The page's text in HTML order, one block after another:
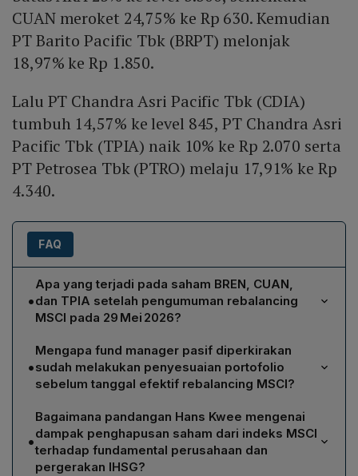
CUAN meroket 24,75% ke Rp 630. Kemudian
PT Barito Pacific Tbk (BRPT) melonjak
18,97% ke Rp 1.850.
Lalu PT Chandra Asri Pacific Tbk (CDIA)
tumbuh 14,57% ke level 845, PT Chandra Asri
Pacific Tbk (TPIA) naik 10% ke Rp 2.070 serta
PT Petrosea Tbk (PTRO) melaju 17,91% ke Rp
4.340.
FAQ
•
Apa yang terjadi pada saham BREN, CUAN,
dan TPIA setelah pengumuman rebalancing
MSCI pada 29 Mei 2026?
Saham BREN (PT Barito Renewables Energy Tbk)
melompat hingga menyentuh batas auto reject ARA
25% pada level Rp 3.300, sedangkan CUAN (PT
Petrindo Jaya Kreasi Tbk) naik 24,75% ke Rp 630.
TPIA (PT Chandra Asri Pacific Tbk) juga meningkat
10% menjadi Rp 2.070. Kenaikan tersebut terjadi
meskipun ketiga emiten dikeluarkan dari MSCI Global
Standard Indexes dan perubahan akan berlaku setelah
•
Mengapa fund manager pasif diperkirakan
sudah melakukan penyesuaian portofolio
sebelum tanggal efektif rebalancing MSCI?
Hans Kwee menjelaskan bahwa pola pergerakan
saham setelah pengumuman MSCI menunjukkan fund
manager pasif cenderung menyesuaikan portofolio
lebih awal. Mereka tidak menunggu tanggal
•
Bagaimana pandangan Hans Kwee mengenai
dampak penghapusan saham dari indeks MSCI
terhadap fundamental perusahaan dan
pergerakan IHSG?